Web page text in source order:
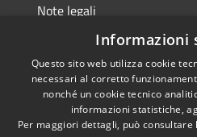
Note legali
Dichiarazione di accessibilità
RSS
Informazioni
Questo sito web utilizza cookie
necessari al corretto
nonché un cookie tecnico
informazioni statistiche,
Per maggiori dettagli, può consultare